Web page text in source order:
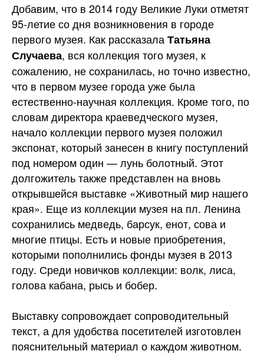
Добавим, что в 2014 году Великие Луки отметят
95-летие со дня возникновения в городе
первого музея. Как рассказалаТатьяна
Случаева, вся коллекция того музея, к
сожалению, не сохранилась, но точно известно,
что в первом музее города уже была
естественно-научная коллекция. Кроме того, по
словам директора краеведческого музея,
начало коллекции первого музея положил
экспонат, который занесен в книгу поступлений
под номером один — лунь болотный. Этот
долгожитель также представлен на вновь
открывшейся выставке «Животный мир нашего
края». Еще из коллекции музея на пл. Ленина
сохранились медведь, барсук, енот, сова и
многие птицы. Есть и новые приобретения,
которыми пополнились фонды музея в 2013
году. Среди новичков коллекции: волк, лиса,
голова кабана, рысь и бобер.
Выставку сопровождает сопроводительный
текст, а для удобства посетителей изготовлен
пояснительный материал о каждом животном.